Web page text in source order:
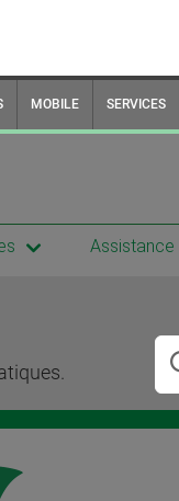
MOBILE SERVICES
Assistance